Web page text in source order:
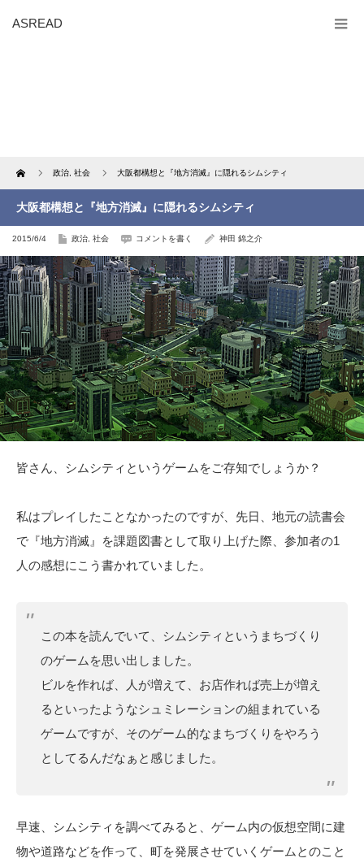
ASREAD
Home 政治 社会 大阪都構想と『地方消滅』に隠れるシムシティ
大阪都構想と『地方消滅』に隠れるシムシティ
2015/6/4 政治 社会 コメントを書く 神田 錦之介
皆さん、シムシティというゲームをご存知でしょうか？
私はプレイしたことなかったのですが、先日、地元の読書会
で『地方消滅』を課題図書として取り上げた際、参加者の1
人の感想にこう書かれていました。
この本を読んでいて、シムシティというまちづくり
のゲームを思い出しました。
ビルを作れば、人が増えて、お店作れば売上が増え
るといったようなシュミレーションの組まれている
ゲームですが、そのゲーム的なまちづくりをやろう
としてるんだなぁと感じました。
早速、シムシティを調べてみると、ゲーム内の仮想空間に建
物や道路などを作って、町を発展させていくゲームとのこと